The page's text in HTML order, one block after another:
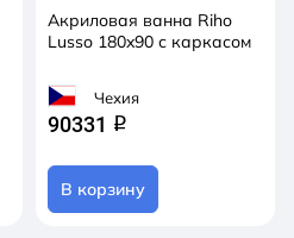
Акриловая ванна Riho
Lusso 180x90 с каркасом
Чехия
90331 q
В корзину